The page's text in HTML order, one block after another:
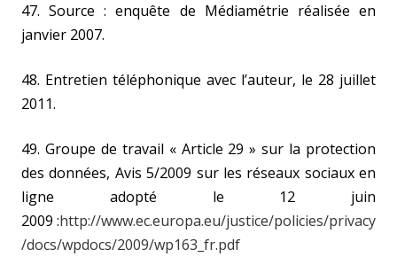
47. Source : enquête de Médiamétrie réalisée en
janvier 2007.
48. Entretien téléphonique avec l’auteur, le 28 juillet
2011.
49. Groupe de travail « Article 29 » sur la protection
des données, Avis 5/2009 sur les réseaux sociaux en
ligne adopté le 12 juin
2009 :http://www.ec.europa.eu/justice/policies/privacy
/docs/wpdocs/2009/wp163_fr.pdf